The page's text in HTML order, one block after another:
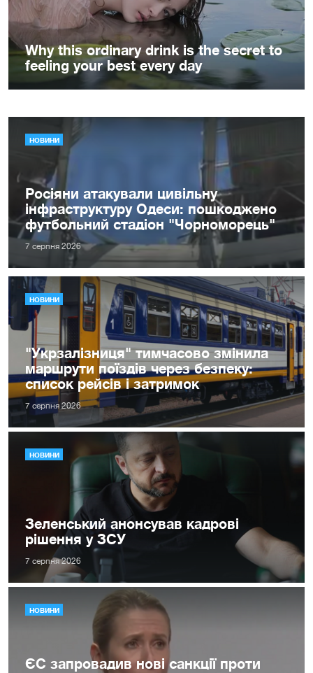
НОВИНИ
Росіяни атакували цивільну
інфраструктуру Одеси: пошкоджено
футбольний стадіон "Чорноморець"
7 серпня 2026
НОВИНИ
"Укрзалізниця" тимчасово змінила
маршрути поїздів через безпеку:
список рейсів і затримок
7 серпня 2026
НОВИНИ
Зеленський анонсував кадрові
рішення у ЗСУ
7 серпня 2026
НОВИНИ
ЄС запровадив нові санкції проти